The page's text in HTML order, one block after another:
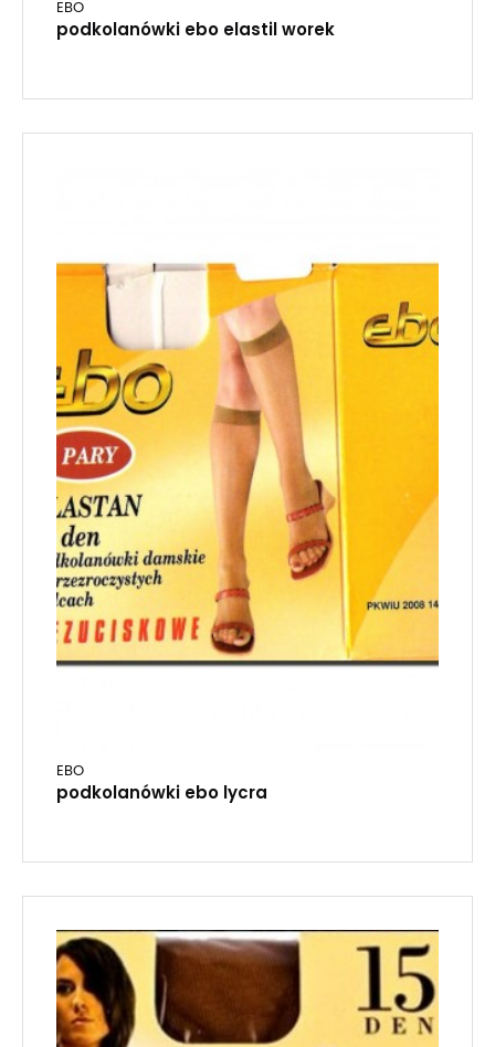
EBO
podkolanówki ebo elastil worek
EBO
podkolanówki ebo lycra